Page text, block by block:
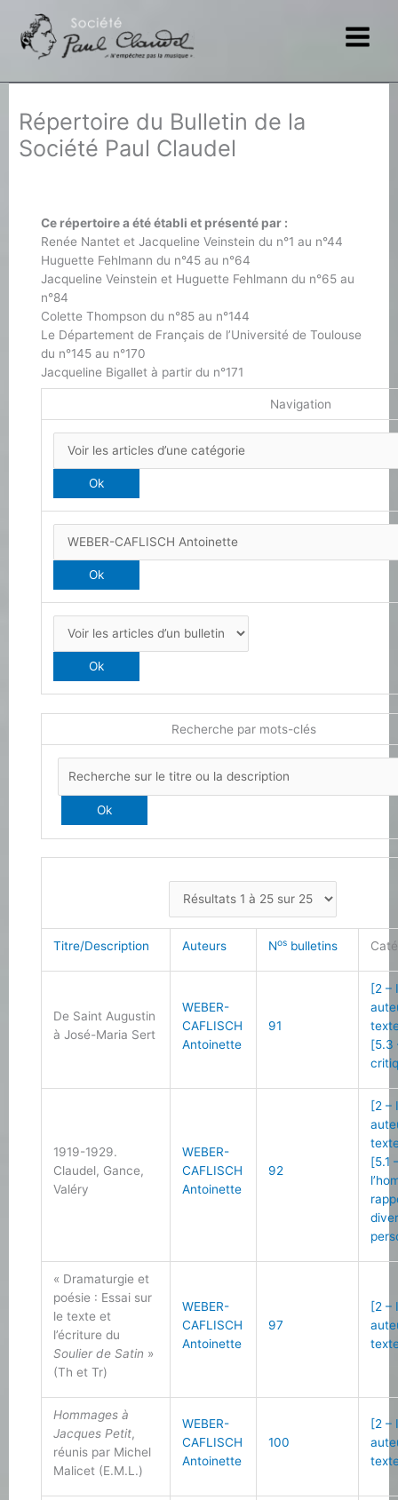
contenu
Répertoire du Bulletin de la
Société Paul Claudel
Ce répertoire a été établi et présenté par :
Renée Nantet et Jacqueline Veinstein du n°1 au n°44
Huguette Fehlmann du n°45 au n°64
Jacqueline Veinstein et Huguette Fehlmann du n°65 au
n°84
Colette Thompson du n°85 au n°144
Le Département de Français de l’Université de Toulouse
du n°145 au n°170
Jacqueline Bigallet à partir du n°171
Navigation
Recherche par mots-clés
Titre/Description Auteurs Nos bulletins
De Saint Augustin
à José-Maria Sert
WEBER-
CAFLISCH
Antoinette
91
[2 –
[5.3
1919-1929.
Claudel, Gance,
Valéry
WEBER-
CAFLISCH
Antoinette
92
[2 –
[5.1
« Dramaturgie et
poésie : Essai sur
le texte et
l’écriture du
Soulier de Satin »
(Th et Tr)
WEBER-
CAFLISCH
Antoinette
97
[2 –
Hommages à
Jacques Petit,
réunis par Michel
Malicet (E.M.L.)
WEBER-
CAFLISCH
Antoinette
100
[2 –